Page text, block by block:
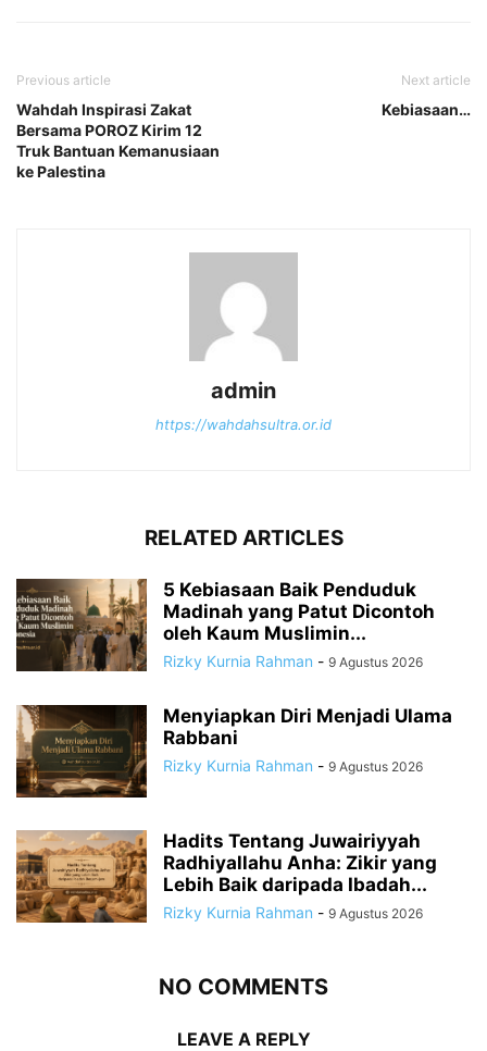
Previous article
Wahdah Inspirasi Zakat
Bersama POROZ Kirim 12
Truk Bantuan Kemanusiaan
ke Palestina
Next article
Kebiasaan…
admin
https://wahdahsultra.or.id
RELATED ARTICLES
5 Kebiasaan Baik Penduduk
Madinah yang Patut Dicontoh
oleh Kaum Muslimin...
Rizky Kurnia Rahman - 9 Agustus 2026
Menyiapkan Diri Menjadi Ulama
Rabbani
Rizky Kurnia Rahman - 9 Agustus 2026
Hadits Tentang Juwairiyyah
Radhiyallahu Anha: Zikir yang
Lebih Baik daripada Ibadah...
Rizky Kurnia Rahman - 9 Agustus 2026
NO COMMENTS
LEAVE A REPLY